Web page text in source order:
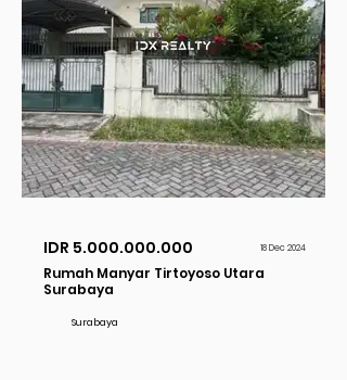
IDR 5.000.000.000 18 Dec 2024
Rumah Manyar Tirtoyoso Utara
Surabaya
Surabaya